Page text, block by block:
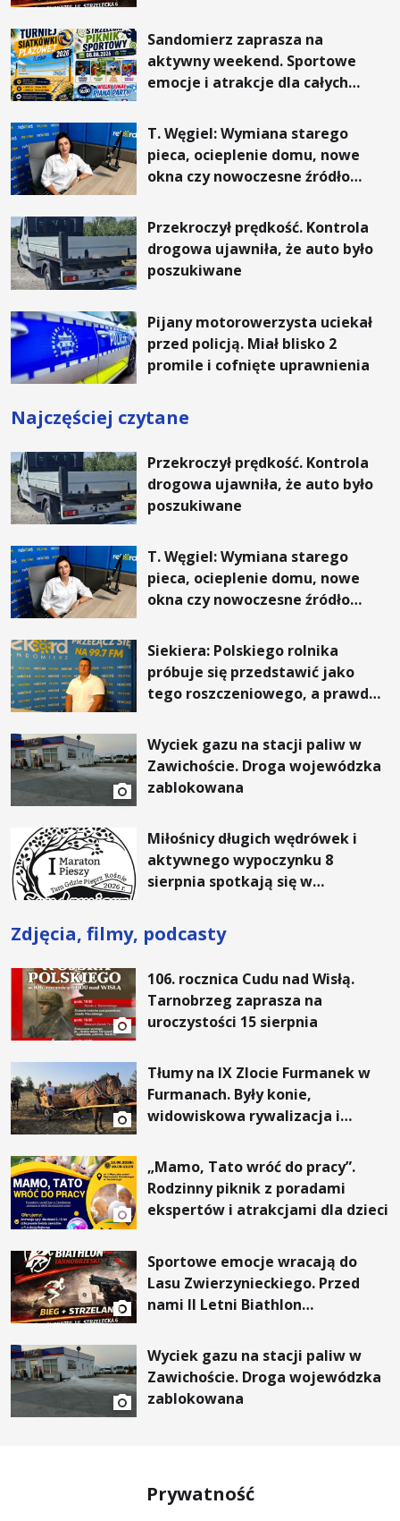
Sandomierz zaprasza na
aktywny weekend. Sportowe
emocje i atrakcje dla całych
T. Węgiel: Wymiana starego
pieca, ocieplenie domu, nowe
okna czy nowoczesne źródło
rachunki za energię, lepszy
komfort życia i... czystsze
powietrze
Przekroczył prędkość. Kontrola
drogowa ujawniła, że auto było
poszukiwane
Pijany motorowerzysta uciekał
przed policją. Miał blisko 2
promile i cofnięte uprawnienia
Najczęściej czytane
Przekroczył prędkość. Kontrola
drogowa ujawniła, że auto było
poszukiwane
T. Węgiel: Wymiana starego
pieca, ocieplenie domu, nowe
okna czy nowoczesne źródło
rachunki za energię, lepszy
komfort życia i... czystsze
powietrze
Siekiera: Polskiego rolnika
próbuje się przedstawić jako
tego roszczeniowego, a prawda
Wyciek gazu na stacji paliw w
Zawichoście. Droga wojewódzka
zablokowana
Miłośnicy długich wędrówek i
aktywnego wypoczynku 8
sierpnia spotkają się w
Pieszym „Tam Gdzie Pieprz
Rośnie”
Zdjęcia, filmy, podcasty
106. rocznica Cudu nad Wisłą.
Tarnobrzeg zaprasza na
uroczystości 15 sierpnia
Tłumy na IX Zlocie Furmanek w
Furmanach. Były konie,
widowiskowa rywalizacja i
„Mamo, Tato wróć do pracy”.
Rodzinny piknik z poradami
ekspertów i atrakcjami dla dzieci
Sportowe emocje wracają do
Lasu Zwierzynieckiego. Przed
nami II Letni Biathlon
Wyciek gazu na stacji paliw w
Zawichoście. Droga wojewódzka
zablokowana
Prywatność